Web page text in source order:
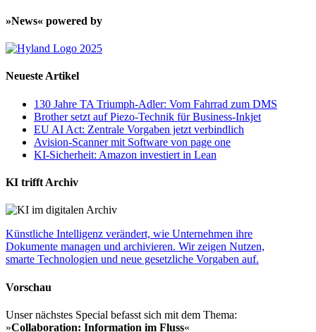
»News« powered by
Neueste Artikel
130 Jahre TA Triumph-Adler: Vom Fahrrad zum DMS
Brother setzt auf Piezo-Technik für Business-Inkjet
EU AI Act: Zentrale Vorgaben jetzt verbindlich
Avision-Scanner mit Software von page one
KI-Sicherheit: Amazon investiert in Lean
KI trifft Archiv
Künstliche Intelligenz verändert, wie Unternehmen ihre
Dokumente managen und archivieren. Wir zeigen Nutzen,
smarte Technologien und neue gesetzliche Vorgaben auf.
Vorschau
Unser nächstes Special befasst sich mit dem Thema:
»Collaboration: Information im Fluss«